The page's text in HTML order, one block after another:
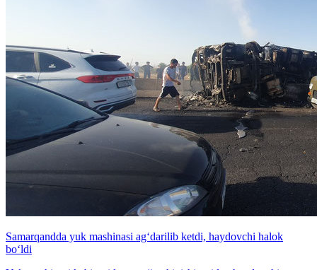
Samarqandda yuk mashinasi ag‘darilib ketdi, haydovchi halok
bo‘ldi